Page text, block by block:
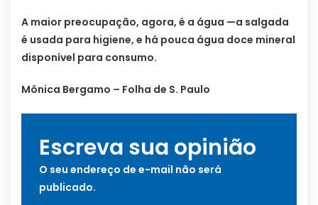
A maior preocupação, agora, é a água —a salgada
é usada para higiene, e há pouca água doce mineral
disponível para consumo.
Mônica Bergamo – Folha de S. Paulo
Escreva sua opinião
O seu endereço de e-mail não será
publicado.